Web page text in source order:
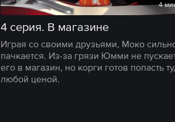
4
4 серия. В магазине
Играя со своими друзьями, Моко
пачкается. Из-за грязи Юмми не
его в магазин, но корги готов попасть
любой ценой.